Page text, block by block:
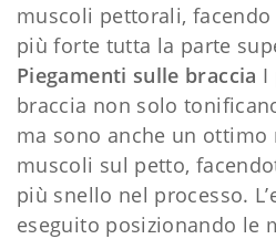
muscoli pettorali,
più forte tutta la parte
Piegamenti sulle braccia I
braccia non solo
ma sono anche un
muscoli sul petto,
più snello nel processo.
eseguito posizionando le